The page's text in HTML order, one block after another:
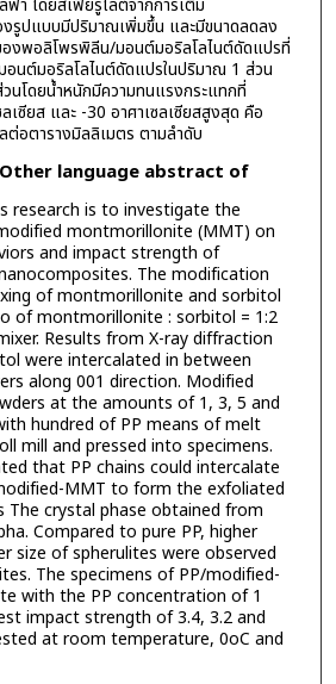
รูปแบบมีปริมาณเพิ่มขึ้น และมีขนาดลดลง
งพอลิโพรพิลีน/มอนต์มอริลโลไนต์ดัดแปรที่
อนต์มอริลโลไนต์ดัดแปรในปริมาณ 1 ส่วน
โดยน้ำหนักมีความทนแรงกระแทกที่
ซียส และ -30 อาศาเซลเซียสสูงสุด คือ
ต่อตารางมิลลิเมตร ตามลำดับ
language abstract of
research is to investigate the
montmorillonite (MMT) on
and impact strength of
The modification
of montmorillonite and sorbitol
of montmorillonite : sorbitol = 1:2
Results from X-ray diffraction
were intercalated in between
along 001 direction. Modified
at the amounts of 1, 3, 5 and
hundred of PP means of melt
mill and pressed into specimens.
that PP chains could intercalate
MMT to form the exfoliated
The crystal phase obtained from
Compared to pure PP, higher
size of spherulites were observed
The specimens of PP/modified-
with the PP concentration of 1
impact strength of 3.4, 3.2 and
at room temperature, 0oC and